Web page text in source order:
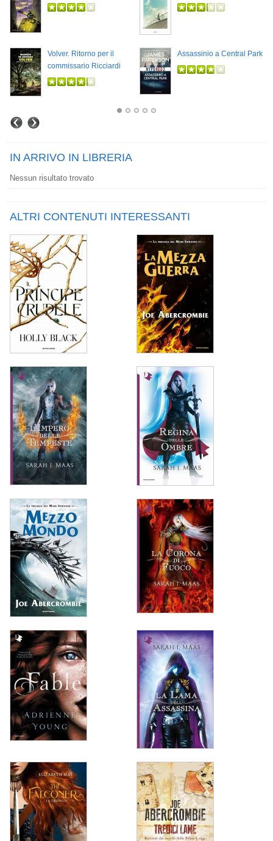
Volver. Ritorno per il
commissario Ricciardi
Assassinio a Central Park
IN ARRIVO IN LIBRERIA
Nessun risultato trovato
ALTRI CONTENUTI INTERESSANTI